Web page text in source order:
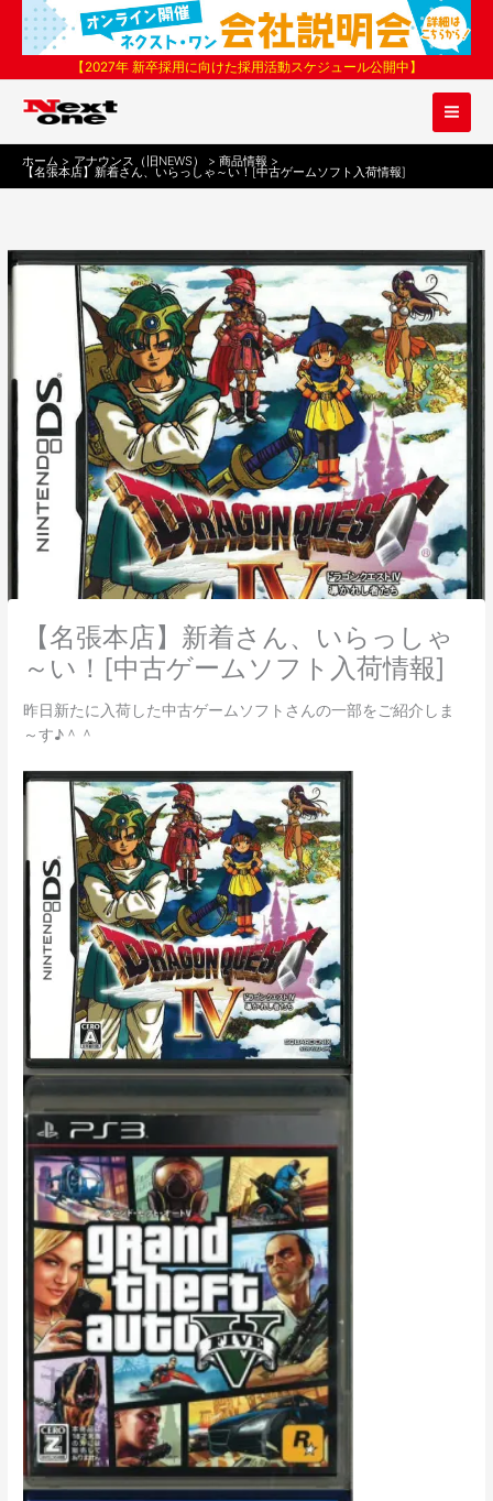
ス
【2027年 新卒採用に向けた採用活動スケジュール公開中】
ホーム アナウンス（旧NEWS） 商品情報
【名張本店】新着さん、いらっしゃ～い！[中古ゲームソフト入荷情報]
【名張本店】新着さん、いらっしゃ
～い！[中古ゲームソフト入荷情報]
昨日新たに入荷した中古ゲームソフトさんの一部をご紹介しま
～す♪＾＾